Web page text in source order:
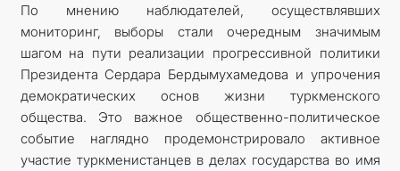
По мнению наблюдателей, осуществлявших
мониторинг, выборы стали очередным значимым
шагом на пути реализации прогрессивной политики
Президента Сердара Бердымухамедова и упрочения
демократических основ жизни туркменского
общества. Это важное общественно-политическое
событие наглядно продемонстрировало активное
участие туркменистанцев в делах государства во имя